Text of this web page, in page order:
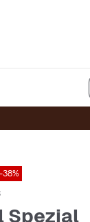
-38%
Spezial